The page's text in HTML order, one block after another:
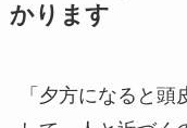
かります
「夕方になると